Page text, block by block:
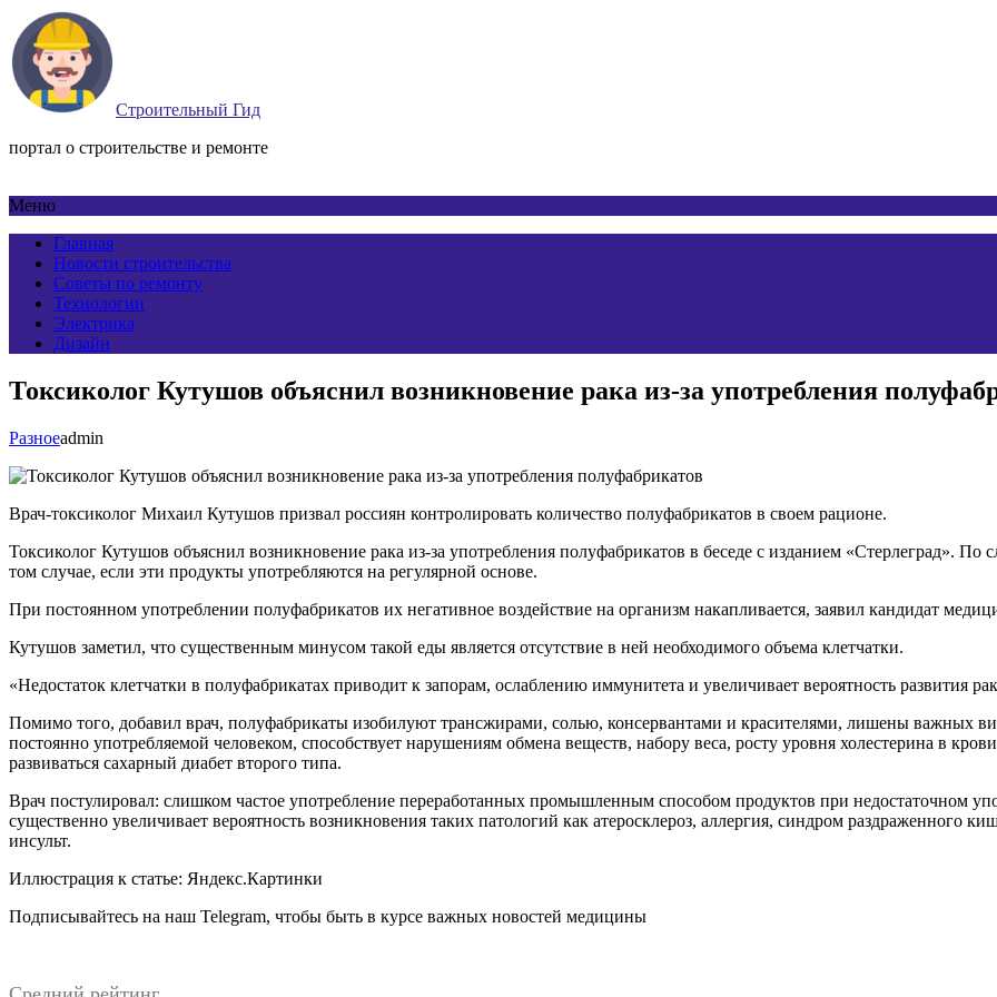
Строительный Гид
портал о строительстве и ремонте
Меню
Главная
Новости строительства
Советы по ремонту
Технологии
Электрика
Дизайн
Токсиколог Кутушов объяснил возникновение рака из-за употребления
Разноеadmin
Врач-токсиколог Михаил Кутушов призвал россиян контролировать количество полуфабрикатов в своем рационе.
Токсиколог Кутушов объяснил возникновение рака из-за употребления полуфабрикатов в беседе с изданием «Стерлеград». По
том случае, если эти продукты употребляются на регулярной основе.
При постоянном употреблении полуфабрикатов их негативное воздействие на организм накапливается, заявил кандидат
Кутушов заметил, что существенным минусом такой еды является отсутствие в ней необходимого объема клетчатки.
«Недостаток клетчатки в полуфабрикатах приводит к запорам, ослаблению иммунитета и увеличивает вероятность развития
Помимо того, добавил врач, полуфабрикаты изобилуют трансжирами, солью, консервантами и красителями, лишены важных
постоянно употребляемой человеком, способствует нарушениям обмена веществ, набору веса, росту уровня холестерина в
развиваться сахарный диабет второго типа.
Врач постулировал: слишком частое употребление переработанных промышленным способом продуктов при недостаточном
существенно увеличивает вероятность возникновения таких патологий как атеросклероз, аллергия, синдром раздраженного
инсульт.
Иллюстрация к статье: Яндекс.Картинки
Подписывайтесь на наш Telegram, чтобы быть в курсе важных новостей медицины